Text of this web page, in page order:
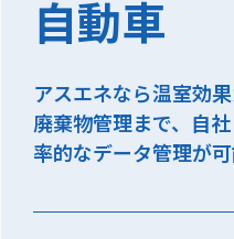
自動車
アスエネなら温室効
廃棄物管理まで、自
率的なデータ管理が可